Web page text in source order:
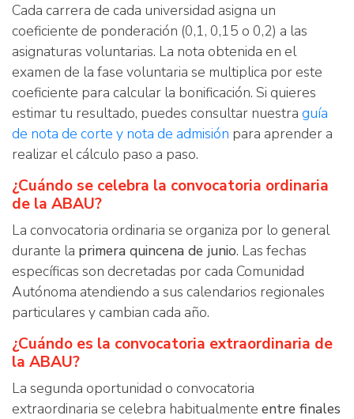
Cada carrera de cada universidad asigna un
coeficiente de ponderación (0,1, 0,15 o 0,2) a las
asignaturas voluntarias. La nota obtenida en el
examen de la fase voluntaria se multiplica por este
coeficiente para calcular la bonificación. Si quieres
estimar tu resultado, puedes consultar nuestra guía
de nota de corte y nota de admisión para aprender a
realizar el cálculo paso a paso.
¿Cuándo se celebra la convocatoria ordinaria
de la ABAU?
La convocatoria ordinaria se organiza por lo general
durante la primera quincena de junio. Las fechas
específicas son decretadas por cada Comunidad
Autónoma atendiendo a sus calendarios regionales
particulares y cambian cada año.
¿Cuándo es la convocatoria extraordinaria de
la ABAU?
La segunda oportunidad o convocatoria
extraordinaria se celebra habitualmente entre finales